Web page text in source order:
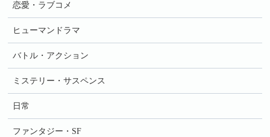
恋愛・ラブコメ
ヒューマンドラマ
バトル・アクション
ミステリー・サスペンス
日常
ファンタジー・SF